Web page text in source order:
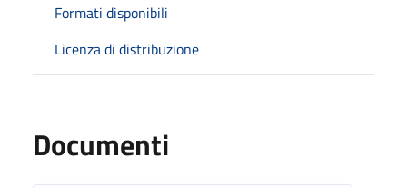
Formati disponibili
Licenza di distribuzione
Documenti